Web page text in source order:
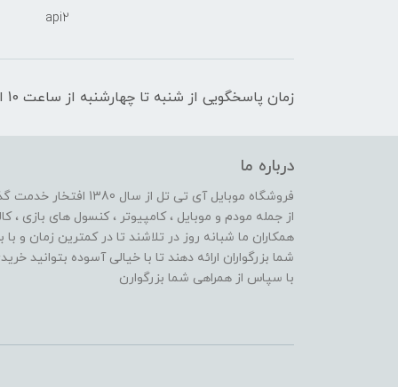
api2
زمان پاسخگویی از شنبه تا چهارشنبه از ساعت 10 الی 17 و پنج شنبه تا ساعت 13
درباره ما
از جمله مودم و موبایل ، کامپیوتر ، کنسول های بازی ،
همکاران ما شبانه روز در تلاشند تا در کمترین زمان و
شما بزرگواران ارائه دهند تا با خیالی آسوده
با سپاس از همراهی شما بزرگوارن